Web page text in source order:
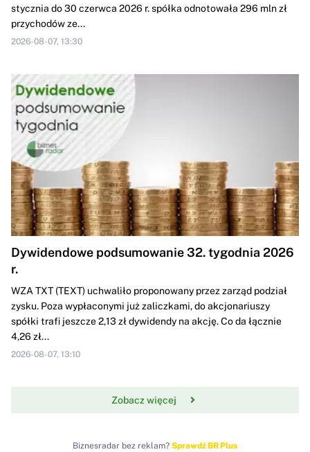
stycznia do 30 czerwca 2026 r. spółka odnotowała 296 mln zł
przychodów ze...
2026-08-07, 13:30
Dywidendowe podsumowanie 32. tygodnia 2026
r.
WZA TXT (TEXT) uchwaliło proponowany przez zarząd podział
zysku. Poza wypłaconymi już zaliczkami, do akcjonariuszy
spółki trafi jeszcze 2,13 zł dywidendy na akcję. Co da łącznie
4,26 zł...
2026-08-07, 13:10
Zobacz więcej
Biznesradar bez reklam? Sprawdź BR Plus